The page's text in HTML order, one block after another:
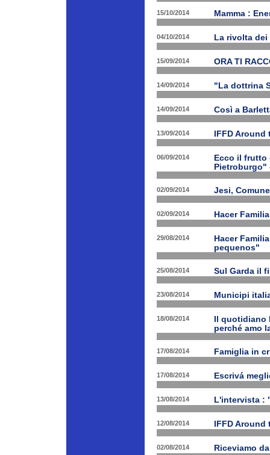
15/10/2014 Mamma :
04/10/2014 La rivolta
15/09/2014 ORA TI
14/09/2014 "La dottrina
14/09/2014 Così a
13/09/2014 IFFD
06/09/2014
Ecco il frutto
Pietroburgo"
02/09/2014 Jesi,
02/09/2014 Hacer
29/08/2014
Hacer
pequenos"
25/08/2014 Sul Garda il
23/08/2014 Municipi
18/08/2014
Il
perché amo
17/08/2014 Famiglia in
17/08/2014 Escrivá
13/08/2014 L'intervista :
12/08/2014 IFFD
02/08/2014 Riceviamo